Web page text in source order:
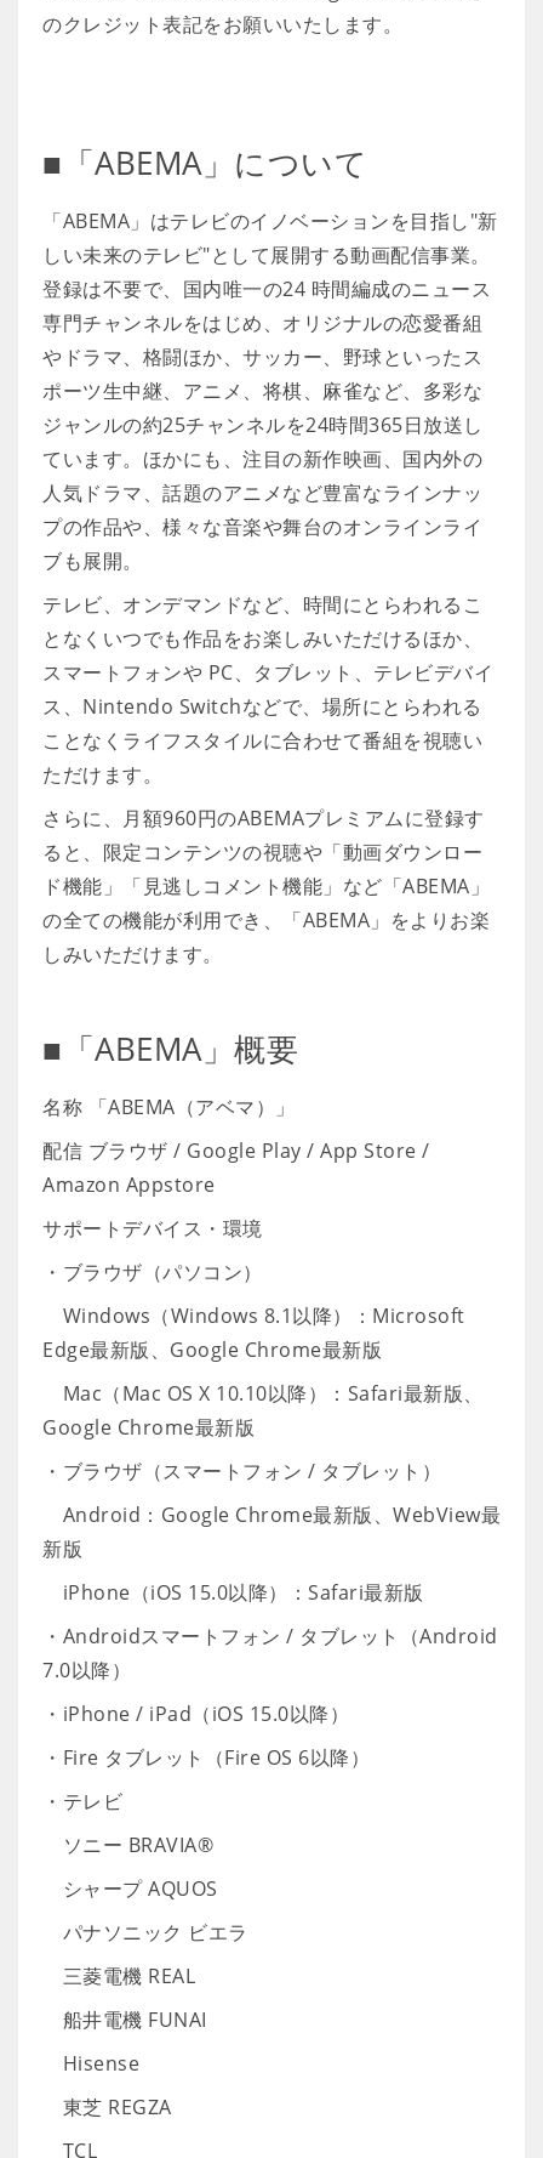
のクレジット表記をお願いいたします。
■「ABEMA」について
「ABEMA」はテレビのイノベーションを目指し"新
しい未来のテレビ"として展開する動画配信事業。
登録は不要で、国内唯一の24 時間編成のニュース
専門チャンネルをはじめ、オリジナルの恋愛番組
やドラマ、格闘ほか、サッカー、野球といったス
ポーツ生中継、アニメ、将棋、麻雀など、多彩な
ジャンルの約25チャンネルを24時間365日放送し
ています。ほかにも、注目の新作映画、国内外の
人気ドラマ、話題のアニメなど豊富なラインナッ
プの作品や、様々な音楽や舞台のオンラインライ
ブも展開。
テレビ、オンデマンドなど、時間にとらわれるこ
となくいつでも作品をお楽しみいただけるほか、
スマートフォンや PC、タブレット、テレビデバイ
ス、Nintendo Switchなどで、場所にとらわれる
ことなくライフスタイルに合わせて番組を視聴い
ただけます。
さらに、月額960円のABEMAプレミアムに登録す
ると、限定コンテンツの視聴や「動画ダウンロー
ド機能」「見逃しコメント機能」など「ABEMA」
の全ての機能が利用でき、「ABEMA」をよりお楽
しみいただけます。
■「ABEMA」概要
名称 「ABEMA（アベマ）」
配信 ブラウザ / Google Play / App Store /
Amazon Appstore
サポートデバイス・環境
・ブラウザ（パソコン）
Windows（Windows 8.1以降）：Microsoft
Edge最新版、Google Chrome最新版
Mac（Mac OS X 10.10以降）：Safari最新版、
Google Chrome最新版
・ブラウザ（スマートフォン / タブレット）
Android：Google Chrome最新版、WebView最
新版
iPhone（iOS 15.0以降）：Safari最新版
・Androidスマートフォン / タブレット（Android
7.0以降）
・iPhone / iPad（iOS 15.0以降）
・Fire タブレット（Fire OS 6以降）
・テレビ
ソニー BRAVIA®
シャープ AQUOS
パナソニック ビエラ
三菱電機 REAL
船井電機 FUNAI
Hisense
東芝 REGZA
TCL